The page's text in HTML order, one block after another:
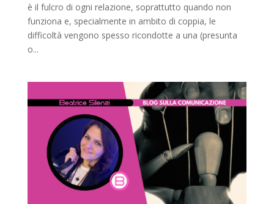
è il fulcro di ogni relazione, soprattutto quando non
funziona e, specialmente in ambito di coppia, le
difficoltà vengono spesso ricondotte a una (presunta
o...